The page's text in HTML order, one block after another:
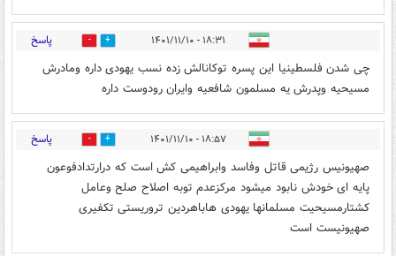
۱۸:۳۱ - ۱۴۰۱/۱۱/۱۰ 3 پاسخ
چی شدن فلسطینیا این پسره توکانالش زده نسب یهودی داره ومادرش
مسیحیه وپدرش یه مسلمون شافعیه وایران رودوست داره
۱۸:۵۷ - ۱۴۰۱/۱۱/۱۰ 0 پاسخ
صهیونیس رژیمی قاتل وفاسد وابراهیمی کش است که درارتدادفوعون
پایه ای خودش نابود میشود مرکزعدم توبه اصلاح صلح وعامل
کشتارمسیحیت مسلمانها یهودی هاباهردین تروریستی تکفیری
صهیونیست است